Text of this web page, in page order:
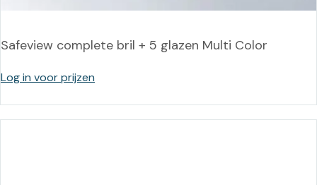
Safeview complete bril + 5 glazen Multi Color
Log in voor prijzen